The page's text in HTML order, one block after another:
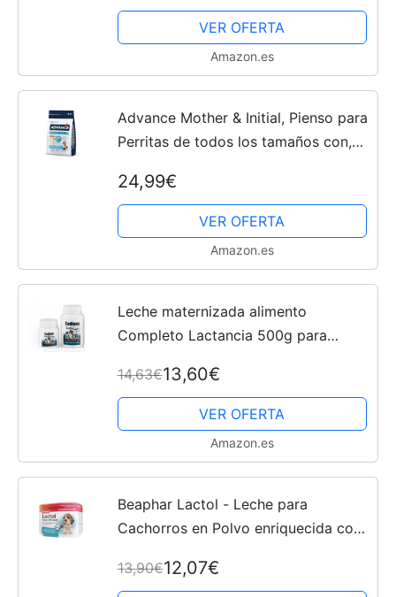
VER OFERTA
Amazon.es
Advance Mother & Initial, Pienso para
Perritas de todos los tamaños con,
24,99€
VER OFERTA
Amazon.es
Leche maternizada alimento
Completo Lactancia 500g para
14,63€13,60€
VER OFERTA
Amazon.es
Beaphar Lactol - Leche para
Cachorros en Polvo enriquecida con
13,90€12,07€